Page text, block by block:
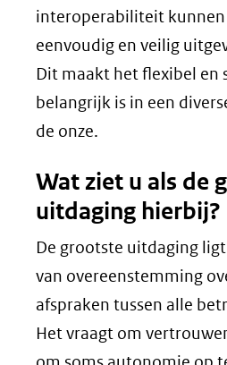
interoperabiliteit kunnen
eenvoudig en veilig
Dit maakt het flexibel en
belangrijk is in een
de onze.
Wat ziet u als de
uitdaging hierbij?
De grootste uitdaging
van overeenstemming
afspraken tussen alle
Het vraagt om